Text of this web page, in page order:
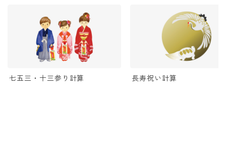
七五三・十三参り計算 長寿祝い計算